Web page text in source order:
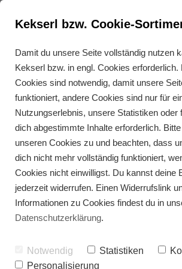
Ratatouille Gemüse
Kekserl bzw. Cookie-
Damit du unsere Seite vollständig nutzen
Kekserl bzw. in engl. Cookies erforderlich.
Cookies sind notwendig, damit unsere
funktioniert, andere Cookies sind nur für
Nutzungserlebnis, unsere Statistiken oder
dich abgestimmte Inhalte erforderlich.
unseren Cookies zu und beachten, dass
dich nicht mehr vollständig funktioniert,
Cookies nicht einwilligst. Du kannst deine
jederzeit widerrufen. Einen Widerrufslink
Informationen zu Cookies findest du in
Datenschutzerklärung.
Notwendig Statistiken
Personalisierung